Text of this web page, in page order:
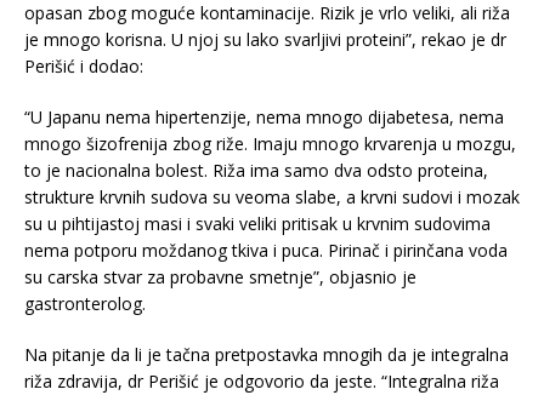
opasan zbog moguće kontaminacije. Rizik je vrlo veliki, ali riža
je mnogo korisna. U njoj su lako svarljivi proteini”, rekao je dr
Perišić i dodao:
“U Japanu nema hipertenzije, nema mnogo dijabetesa, nema
mnogo šizofrenija zbog riže. Imaju mnogo krvarenja u mozgu,
to je nacionalna bolest. Riža ima samo dva odsto proteina,
strukture krvnih sudova su veoma slabe, a krvni sudovi i mozak
su u pihtijastoj masi i svaki veliki pritisak u krvnim sudovima
nema potporu moždanog tkiva i puca. Pirinač i pirinčana voda
su carska stvar za probavne smetnje”, objasnio je
gastronterolog.
Na pitanje da li je tačna pretpostavka mnogih da je integralna
riža zdravija, dr Perišić je odgovorio da jeste. “Integralna riža